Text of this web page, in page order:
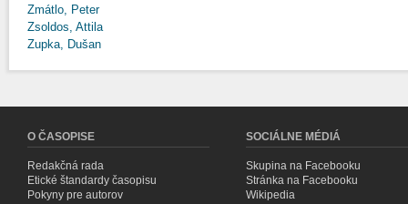
Zmátlo, Peter
Zsoldos, Attila
Zupka, Dušan
O ČASOPISE
Redakčná rada
Etické štandardy časopisu
Pokyny pre autorov
SOCIÁLNE MÉDIÁ
Skupina na Facebooku
Stránka na Facebooku
Wikipedia